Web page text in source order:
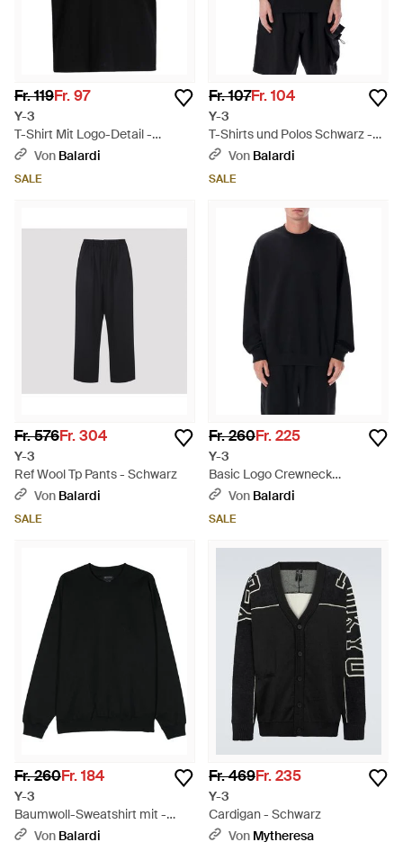
Fr. 119Fr. 97
Y-3
T-Shirt Mit Logo-Detail -
Schwarz
Von Balardi
SALE
Fr. 107Fr. 104
Y-3
T-Shirts und Polos Schwarz -
Schwarz
Von Balardi
SALE
Fr. 576Fr. 304
Y-3
Ref Wool Tp Pants - Schwarz
Von Balardi
SALE
Fr. 260Fr. 225
Y-3
Basic Logo Crewneck
Sweatshirt - Schwarz
Von Balardi
SALE
Fr. 260Fr. 184
Y-3
Baumwoll-Sweatshirt mit -
Logo - Schwarz
Von Balardi
Fr. 469Fr. 235
Y-3
Cardigan - Schwarz
Von Mytheresa